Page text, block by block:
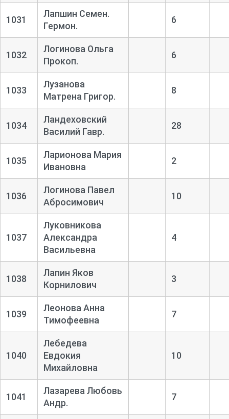
1031
Лапшин Семен.
Гермон.
6
1032
Логинова Ольга
Прокоп.
6
1033
Лузанова
Матрена Григор.
8
1034
Ландеховский
Василий Гавр.
28
1035
Ларионова Мария
Ивановна
2
1036
Логинова Павел
Абросимович
10
1037
Луковникова
Александра
Васильевна
4
1038
Лапин Яков
Корнилович
3
1039
Леонова Анна
Тимофеевна
7
1040
Лебедева
Евдокия
Михайловна
10
1041
Лазарева Любовь
Андр.
7